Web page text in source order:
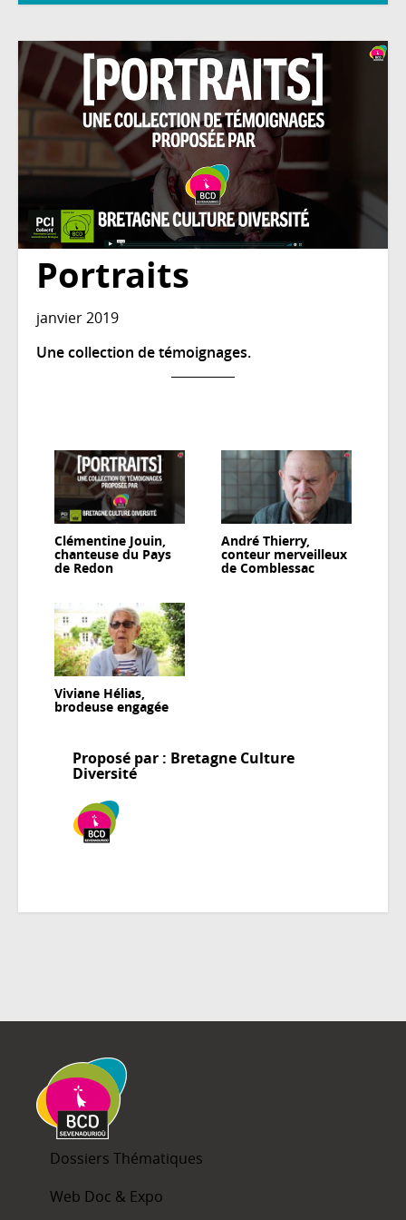
Portraits
janvier 2019
Une collection de témoignages.
Clémentine Jouin,
chanteuse du Pays
de Redon
André Thierry,
conteur merveilleux
de Comblessac
Viviane Hélias,
brodeuse engagée
Proposé par : Bretagne Culture
Diversité
Dossiers Thématiques
Web Doc & Expo